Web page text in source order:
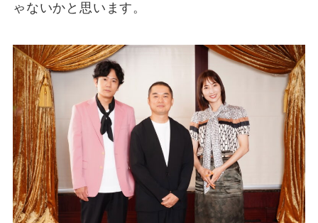
ゃないかと思います。